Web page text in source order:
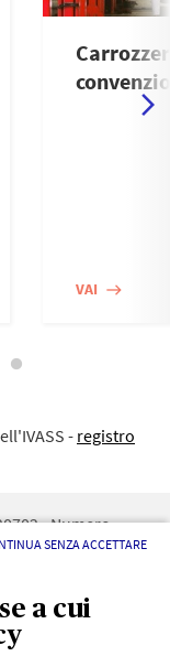
a cui
SENZA ACCETTARE
VAI east
- registro
- Numero
SOCIALE:
di CB :